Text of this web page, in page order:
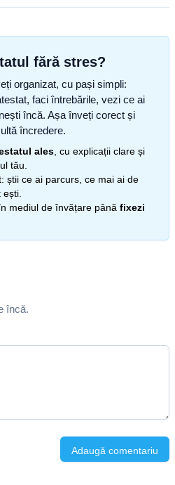
fără stres?
organizat, cu pași simpli:
faci întrebările, vezi ce ai
încă. Așa înveți corect și
încredere.
ales , cu explicații clare și
tău.
știi ce ai parcurs, ce mai ai de
mediul de învățare până fixezi
încă.
Adaugă comentariu